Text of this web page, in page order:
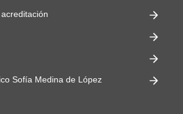
Sofía Medina de López